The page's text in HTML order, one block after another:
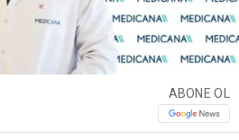
ABONE OL